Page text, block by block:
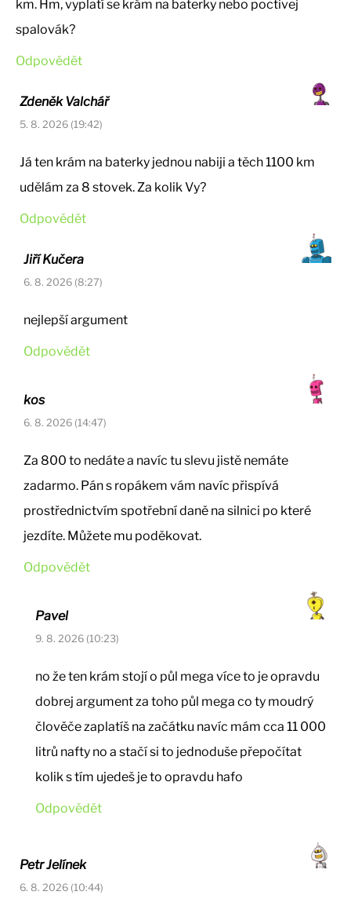
km. Hm, vyplatí se krám na baterky nebo poctivej
spalovák?
Odpovědět
Zdeněk Valchář
5. 8. 2026 (19:42)
Já ten krám na baterky jednou nabiji a těch 1100 km
udělám za 8 stovek. Za kolik Vy?
Odpovědět
Jiří Kučera
6. 8. 2026 (8:27)
nejlepší argument
Odpovědět
kos
6. 8. 2026 (14:47)
Za 800 to nedáte a navíc tu slevu jistě nemáte
zadarmo. Pán s ropákem vám navíc přispívá
prostřednictvím spotřební daně na silnici po které
jezdíte. Můžete mu poděkovat.
Odpovědět
Pavel
9. 8. 2026 (10:23)
no že ten krám stojí o půl mega více to je opravdu
dobrej argument za toho půl mega co ty moudrý
člověče zaplatíš na začátku navíc mám cca 11 000
litrů nafty no a stačí si to jednoduše přepočítat
kolik s tím ujedeš je to opravdu hafo
Odpovědět
Petr Jelínek
6. 8. 2026 (10:44)